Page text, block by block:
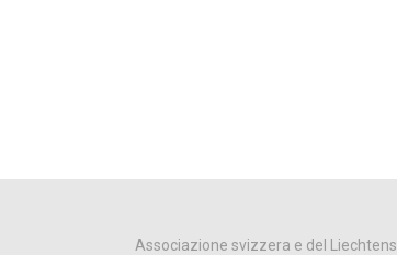
Associazione svizzera e del